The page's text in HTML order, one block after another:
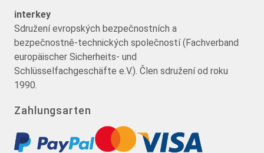
interkey
Sdružení evropských bezpečnostních a
bezpečnostně-technických společností (Fachverband
europäischer Sicherheits- und
Schlüsselfachgeschäfte e.V.). Člen sdružení od roku
1990.
Zahlungsarten